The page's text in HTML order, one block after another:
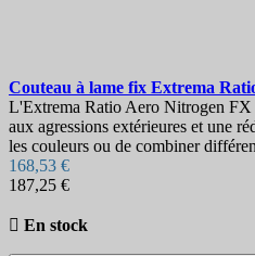
Couteau à lame fix Extrema
L'Extrema Ratio Aero Nitrogen FX
aux agressions extérieures et une
les couleurs ou de combiner
168,53 €
187,25 €
 En stock